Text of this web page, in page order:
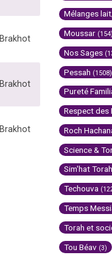
Brakhot
Brakhot
Brakhot
Mélanges
Moussar (154)
Nos Sages
Pessah (1508)
Pureté
Respect des
Roch
Science &
Sim'hat Torah
Techouva
Temps
Torah et
Tou Béav (3)